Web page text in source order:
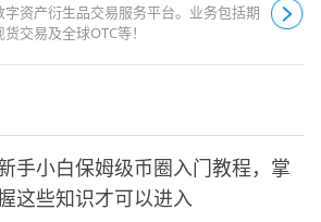
字资产衍生品交易服务平台。业务包括期
交易及全球OTC等！
手小白保姆级币圈入门教程，掌
这些知识才可以进入